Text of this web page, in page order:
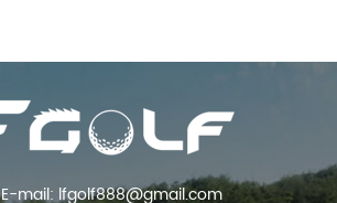
E-mail: lfgolf888@gmail.com